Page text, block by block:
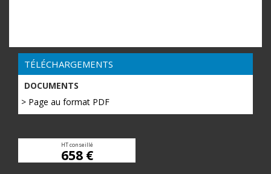
TÉLÉCHARGEMENTS
DOCUMENTS
> Page au format PDF
HT conseillé
658 €